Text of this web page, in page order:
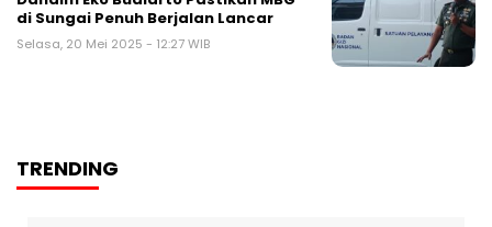
di Sungai Penuh Berjalan Lancar
Selasa, 20 Mei 2025 - 12:27 WIB
TRENDING